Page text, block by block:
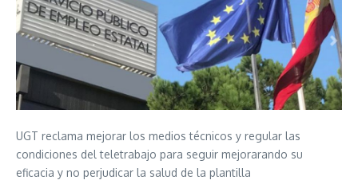
UGT reclama mejorar los medios técnicos y regular las
condiciones del teletrabajo para seguir mejorarando su
eficacia y no perjudicar la salud de la plantilla